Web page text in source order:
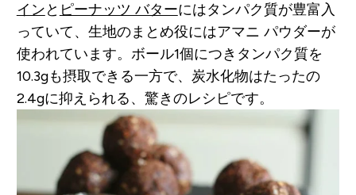
イン と ピーナッツ バターにはタンパク質が豊富入
っていて、生地のまとめ役にはアマニ パウダーが
使われています。ボール1個につきタンパク質を
10.3gも摂取できる一方で、炭水化物はたったの
2.4gに抑えられる、驚きのレシピです。